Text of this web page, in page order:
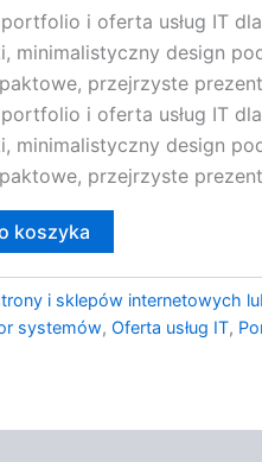
i oferta usług IT
minimalistyczny design
przejrzyste
i oferta usług IT
minimalistyczny design
przejrzyste
koszyka
i sklepów internetowych
systemów, Oferta usług IT,